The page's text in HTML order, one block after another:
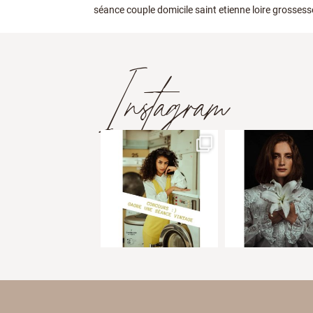
séance couple domicile saint etienne loire
Instagram